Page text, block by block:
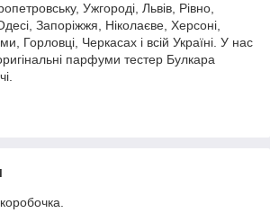
Ужгороді, Львів, Рівно,
Запоріжжя, Ніколаєве, Херсоні,
Горловці, Черкасах і всій Україні. У нас
парфуми тестер Булкара